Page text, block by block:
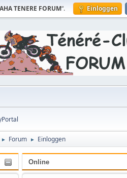
TENERE FORUM“. Einloggen
► Forum ► Einloggen
Online